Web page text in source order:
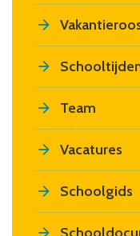
Team
Vacatures
Schoolgids